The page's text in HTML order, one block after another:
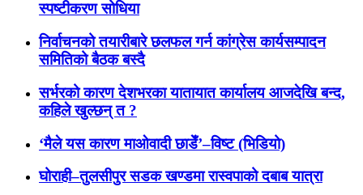
स्पष्टीकरण सोधिया
निर्वाचनको तयारीबारे छलफल गर्न कांग्रेस कार्यसम्पादन
समितिको बैठक बस्दै
सर्भरको कारण देशभरका यातायात कार्यालय आजदेखि बन्द,
कहिले खुल्छन् त ?
‘मैले यस कारण माओवादी छाडेँ’–विष्ट (भिडियो)
घोराही–तुलसीपुर सडक खण्डमा रास्वपाको दबाब यात्रा